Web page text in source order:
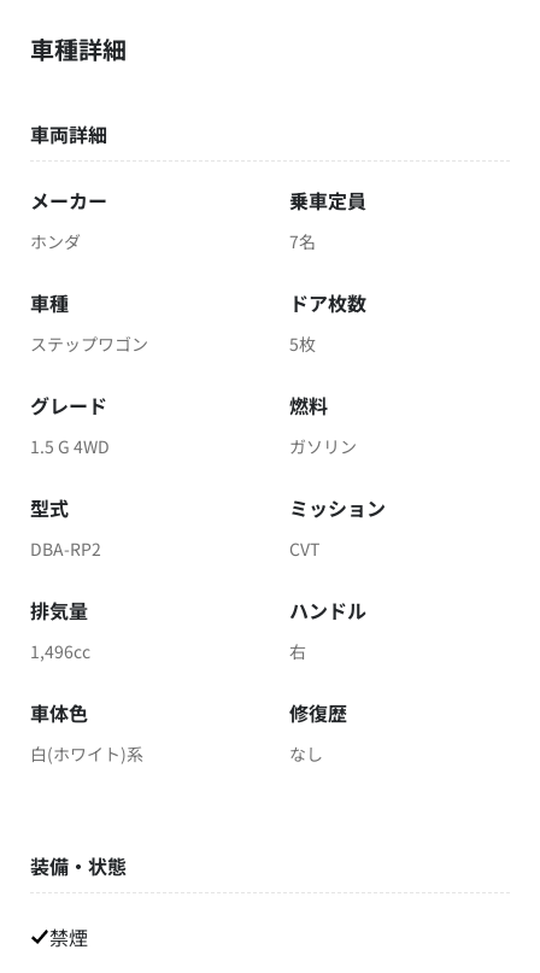
車種詳細
車両詳細
メーカー
ホンダ
乗車定員
7名
車種
ステップワゴン
ドア枚数
5枚
グレード
1.5 G 4WD
燃料
ガソリン
型式
DBA-RP2
ミッション
CVT
排気量
1,496cc
ハンドル
右
車体色
白(ホワイト)系
修復歴
なし
装備・状態
禁煙